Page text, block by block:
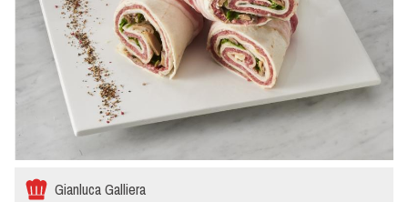
Gianluca Galliera